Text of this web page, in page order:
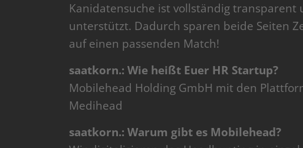
Kanidatensuche ist vollständig
unterstützt. Dadurch sparen beide Seiten
auf einen passenden Match!
saatkorn.: Wie heißt Euer HR Startup?
Mobilehead Holding GmbH mit den
Medihead
saatkorn.: Warum gibt es Mobilehead?